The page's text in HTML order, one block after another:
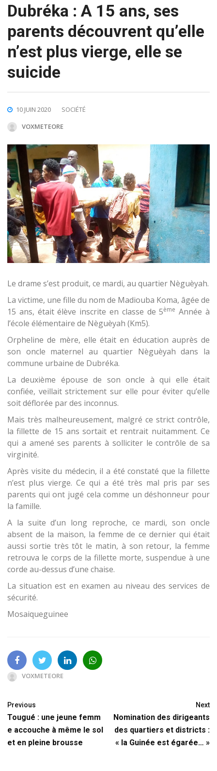
Dubréka : A 15 ans, ses
parents découvrent qu’elle
n’est plus vierge, elle se
suicide
10 JUIN 2020
SOCIÉTÉ
VOXMETEORE
Le drame s’est produit, ce mardi, au quartier Nèguèyah.
La victime, une fille du nom de Madiouba Koma, âgée de
15 ans, était élève inscrite en classe de 5ème Année à
l’école élémentaire de Nèguèyah (Km5).
Orpheline de mère, elle était en éducation auprès de
son oncle maternel au quartier Nèguèyah dans la
commune urbaine de Dubréka.
La deuxième épouse de son oncle à qui elle était
confiée, veillait strictement sur elle pour éviter qu’elle
soit déflorée par des inconnus.
Mais très malheureusement, malgré ce strict contrôle,
la fillette de 15 ans sortait et rentrait nuitamment. Ce
qui a amené ses parents à solliciter le contrôle de sa
virginité.
Après visite du médecin, il a été constaté que la fillette
n’est plus vierge. Ce qui a été très mal pris par ses
parents qui ont jugé cela comme un déshonneur pour
la famille.
A la suite d’un long reproche, ce mardi, son oncle
absent de la maison, la femme de ce dernier qui était
aussi sortie très tôt le matin, à son retour, la femme
retrouva le corps de la fillette morte, suspendue à une
corde au-dessus d’une chaise.
La situation est en examen au niveau des services de
sécurité.
Mosaiqueguinee
VOXMETEORE
Previous
Tougué : une jeune femm
e accouche à même le sol
et en pleine brousse
Next
Nomination des dirigeants
des quartiers et districts :
« la Guinée est égarée… »